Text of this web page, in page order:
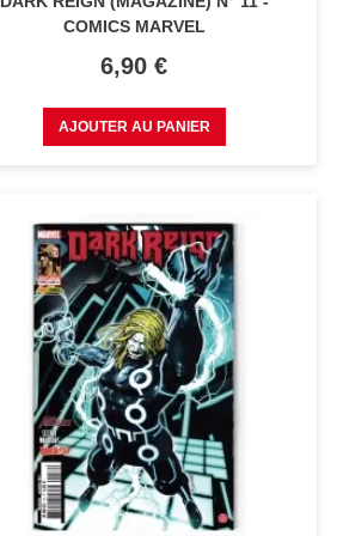
COMICS MARVEL
Prix
6,90 €
AJOUTER AU PANIER